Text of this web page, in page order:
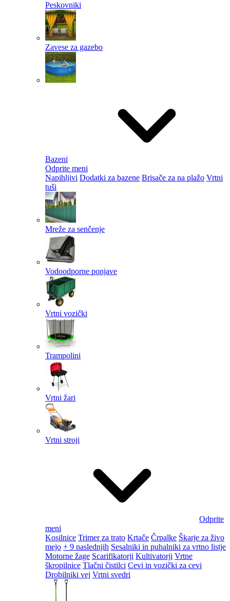
Peskovniki
Zavese za gazebo
Bazeni
Odprite meni
Napihljivi Dodatki za bazene Brisače za na plažo Vrtni
tuši
Mreže za senčenje
Vodoodporne ponjave
Vrtni vozički
Trampolini
Vrtni žari
Vrtni stroji
Odprite
meni
Kosilnice Trimer za trato Krtače Črpalke Škarje za živo
mejo + 9 naslednjih Sesalniki in puhalniki za vrtno listje
Motorne žage Scarifikatorji Kultivatorji Vrtne
škropilnice Tlačni čistilci Cevi in vozički za cevi
Drobilniki vej Vrtni svedri